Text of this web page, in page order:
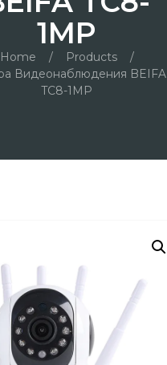
1MP
Home / Products
/
Видеонаблюдения BEIFA
TC8-1MP